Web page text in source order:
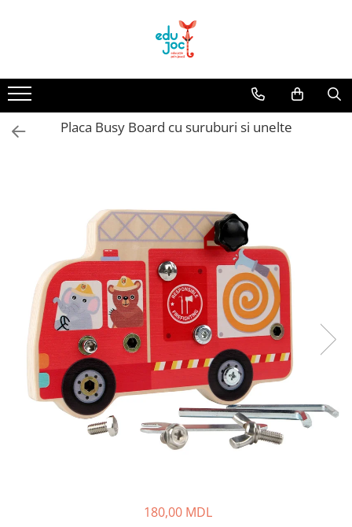
1-2 ani
3-4 ani
5-7 ani
Placa Busy Board cu suruburi si unelte
180,00 MDL